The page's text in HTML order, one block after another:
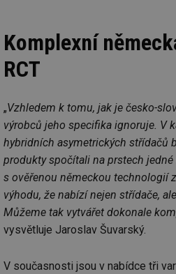
Komplexní
RCT
„Vzhledem k tomu, jak je česko-
výrobců jeho specifika ignoruje. V
hybridních asymetrických střídačů
produkty spočítali na prstech jedné
s ověřenou německou technologií
výhodu, že nabízí nejen střídače,
Můžeme tak vytvářet dokonale
vysvětluje Jaroslav Šuvarský.
V současnosti jsou v nabídce tři